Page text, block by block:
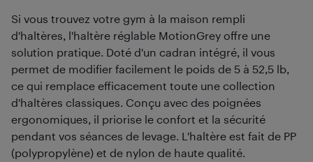
Si vous trouvez votre gym à la maison rempli
d'haltères, l'haltère réglable MotionGrey offre une
solution pratique. Doté d'un cadran intégré, il vous
permet de modifier facilement le poids de 5 à 52,5 lb,
ce qui remplace efficacement toute une collection
d'haltères classiques. Conçu avec des poignées
ergonomiques, il priorise le confort et la sécurité
pendant vos séances de levage. L'haltère est fait de PP
(polypropylène) et de nylon de haute qualité.